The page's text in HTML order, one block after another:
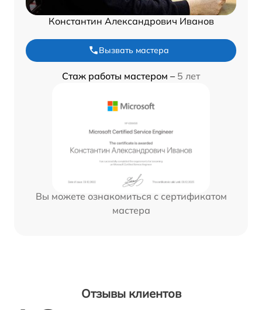
Константин Александрович Иванов
Вызвать мастера
Стаж работы мастером – 5 лет
Вы можете ознакомиться с сертификатом
мастера
Отзывы клиентов